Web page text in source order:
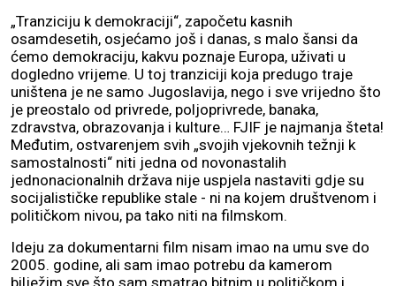
„Tranziciju k demokraciji“, započetu kasnih
osamdesetih, osjećamo još i danas, s malo šansi da
ćemo demokraciju, kakvu poznaje Europa, uživati u
dogledno vrijeme. U toj tranziciji koja predugo traje
uništena je ne samo Jugoslavija, nego i sve vrijedno što
je preostalo od privrede, poljoprivrede, banaka,
zdravstva, obrazovanja i kulture… FJIF je najmanja šteta!
Međutim, ostvarenjem svih „svojih vjekovnih težnji k
samostalnosti“ niti jedna od novonastalih
jednonacionalnih država nije uspjela nastaviti gdje su
socijalističke republike stale - ni na kojem društvenom i
političkom nivou, pa tako niti na filmskom.
Ideju za dokumentarni film nisam imao na umu sve do
2005. godine, ali sam imao potrebu da kamerom